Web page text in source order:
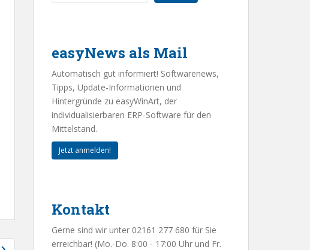
easyNews als Mail
Automatisch gut informiert! Softwarenews,
Tipps, Update-Informationen und
Hintergründe zu easyWinArt, der
individualisierbaren ERP-Software für den
Mittelstand.
Jetzt anmelden!
Kontakt
Gerne sind wir unter 02161 277 680 für Sie
erreichbar! (Mo.-Do. 8:00 - 17:00 Uhr und Fr.